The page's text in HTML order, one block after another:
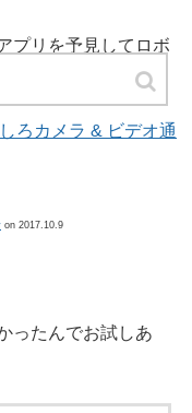
プリを予見してロボ
べし…！
ろカメラ & ビデオ通
on 2017.10.9
ったんでお試しあ